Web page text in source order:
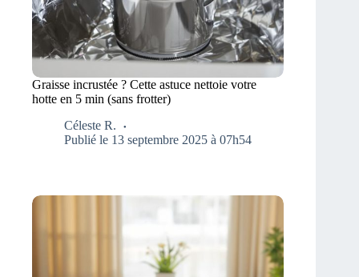
Graisse incrustée ? Cette astuce nettoie votre
hotte en 5 min (sans frotter)
Céleste R.
Publié le 13 septembre 2025 à 07h54